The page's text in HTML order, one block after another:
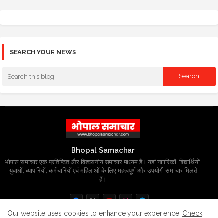
SEARCH YOUR NEWS
Bhopal Samachar
भोपाल समाचार एक प्रतिष्ठित और विश्वसनीय समाचार माध्यम है। यहां नागरिकों, विद्यार्थियों,
युवाओं, व्यापारियों, कर्मचारियों एवं महिलाओं के लिए महत्वपूर्ण और उपयोगी समाचार मिलते
हैं।
Our website uses cookies to enhance your experience. Check